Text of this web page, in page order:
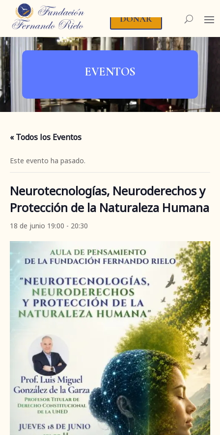
DONAR
EVENTOS
« Todos los Eventos
Este evento ha pasado.
Neurotecnologías, Neuroderechos y
Protección de la Naturaleza Humana
18 de junio 19:00 - 20:30